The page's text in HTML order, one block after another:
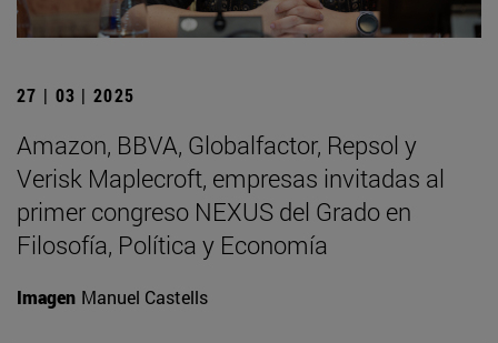
27 | 03 | 2025
Amazon, BBVA, Globalfactor, Repsol y
Verisk Maplecroft, empresas invitadas al
primer congreso NEXUS del Grado en
Filosofía, Política y Economía
Imagen Manuel Castells